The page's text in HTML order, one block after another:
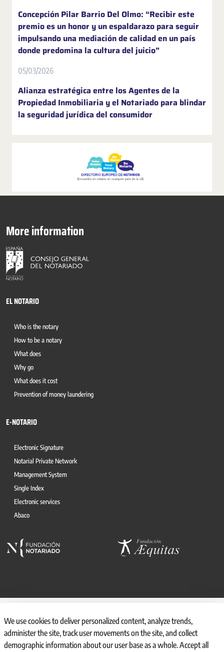
Concepción Pilar Barrio Del Olmo: “Recibir este
premio es un honor y un espaldarazo para seguir
impulsando una mediación de calidad en un país
donde predomina la cultura del juicio”
05/03/2026
Alianza estratégica entre los Agentes de la
Propiedad Inmobiliaria y el Notariado para blindar
la seguridad jurídica del consumidor
More information
EL NOTARIO
Who is the notary
How to be a notary
What does
Why go
What does it cost
Prevention of money laundering
E-NOTARIO
Electronic Signature
Notarial Private Network
Management System
Single Index
Electronic services
Abaco
CANAL INTERNO DE INFORMACIÓN
REGISTRO DE ACTIVIDADES DE TRATAMIENTO
AVISO LEGAL
We use cookies to deliver personalized content, analyze trends,
administer the site, track user movements on the site, and collect
demographic information about our user base as a whole. Accept all